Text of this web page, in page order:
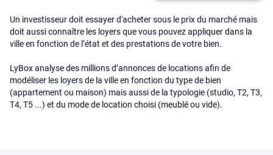
Un investisseur doit essayer d'acheter sous le prix du marché mais
doit aussi connaître les loyers que vous pouvez appliquer dans la
ville en fonction de l’état et des prestations de votre bien.
LyBox analyse des millions d’annonces de locations afin de
modéliser les loyers de la ville en fonction du type de bien
(appartement ou maison) mais aussi de la typologie (studio, T2, T3,
T4, T5 ...) et du mode de location choisi (meublé ou vide).